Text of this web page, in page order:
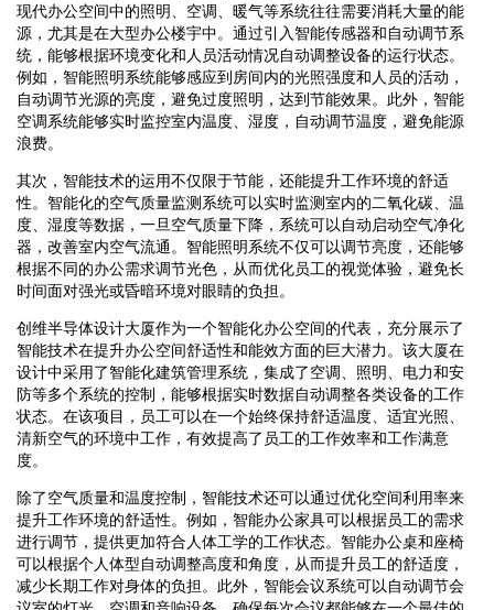
现代办公空间中的照明、空调、暖气等系统往往需要消耗大量的能
源，尤其是在大型办公楼宇中。通过引入智能传感器和自动调节系
统，能够根据环境变化和人员活动情况自动调整设备的运行状态。
例如，智能照明系统能够感应到房间内的光照强度和人员的活动，
自动调节光源的亮度，避免过度照明，达到节能效果。此外，智能
空调系统能够实时监控室内温度、湿度，自动调节温度，避免能源
浪费。
其次，智能技术的运用不仅限于节能，还能提升工作环境的舒适
性。智能化的空气质量监测系统可以实时监测室内的二氧化碳、温
度、湿度等数据，一旦空气质量下降，系统可以自动启动空气净化
器，改善室内空气流通。智能照明系统不仅可以调节亮度，还能够
根据不同的办公需求调节光色，从而优化员工的视觉体验，避免长
时间面对强光或昏暗环境对眼睛的负担。
创维半导体设计大厦作为一个智能化办公空间的代表，充分展示了
智能技术在提升办公空间舒适性和能效方面的巨大潜力。该大厦在
设计中采用了智能化建筑管理系统，集成了空调、照明、电力和安
防等多个系统的控制，能够根据实时数据自动调整各类设备的工作
状态。在该项目，员工可以在一个始终保持舒适温度、适宜光照、
清新空气的环境中工作，有效提高了员工的工作效率和工作满意
度。
除了空气质量和温度控制，智能技术还可以通过优化空间利用率来
提升工作环境的舒适性。例如，智能办公家具可以根据员工的需求
进行调节，提供更加符合人体工学的工作状态。智能办公桌和座椅
可以根据个人体型自动调整高度和角度，从而提升员工的舒适度，
减少长期工作对身体的负担。此外，智能会议系统可以自动调节会